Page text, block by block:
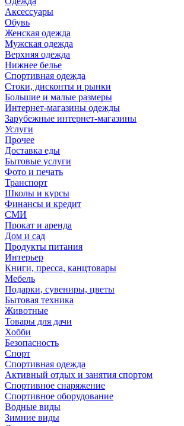
Аксессуары
Обувь
Женская одежда
Мужская одежда
Верхняя одежда
Нижнее белье
Спортивная одежда
Стоки, дисконты и рынки
Большие и малые размеры
Интернет-магазины одежды
Зарубежные интернет-магазины
Услуги
Прочее
Доставка еды
Бытовые услуги
Фото и печать
Транспорт
Школы и курсы
Финансы и кредит
СМИ
Прокат и аренда
Дом и сад
Продукты питания
Интерьер
Книги, пресса, канцтовары
Мебель
Подарки, сувениры, цветы
Бытовая техника
Животные
Товары для дачи
Хобби
Безопасность
Спорт
Спортивная одежда
Активный отдых и занятия спортом
Спортивное снаряжение
Спортивное оборудование
Водные виды
Зимние виды